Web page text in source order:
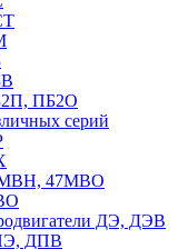
ПБ2О
серий
47МВО
ДЭ, ДЭВ
ДПВ